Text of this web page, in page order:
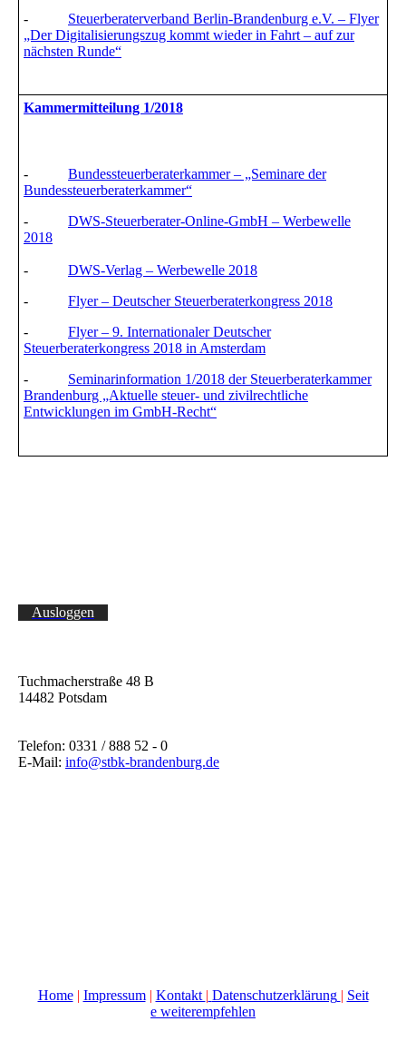
- Steuerberaterverband Berlin-Brandenburg e.V. – Flyer
„Der Digitalisierungszug kommt wieder in Fahrt – auf zur
nächsten Runde“
Kammermitteilung 1/2018
- Bundessteuerberaterkammer – „Seminare der
Bundessteuerberaterkammer“
- DWS-Steuerberater-Online-GmbH – Werbewelle
2018
- DWS-Verlag – Werbewelle 2018
- Flyer – Deutscher Steuerberaterkongress 2018
- Flyer – 9. Internationaler Deutscher
Steuerberaterkongress 2018 in Amsterdam
- Seminarinformation 1/2018 der Steuerberaterkammer
Brandenburg „Aktuelle steuer- und zivilrechtliche
Entwicklungen im GmbH-Recht“
Ausloggen
Tuchmacherstraße 48 B
14482 Potsdam
Telefon: 0331 / 888 52 - 0
E-Mail: info@stbk-brandenburg.de
Home| Impressum| Kontakt | Datenschutzerklärung | Seit
e weiterempfehlen